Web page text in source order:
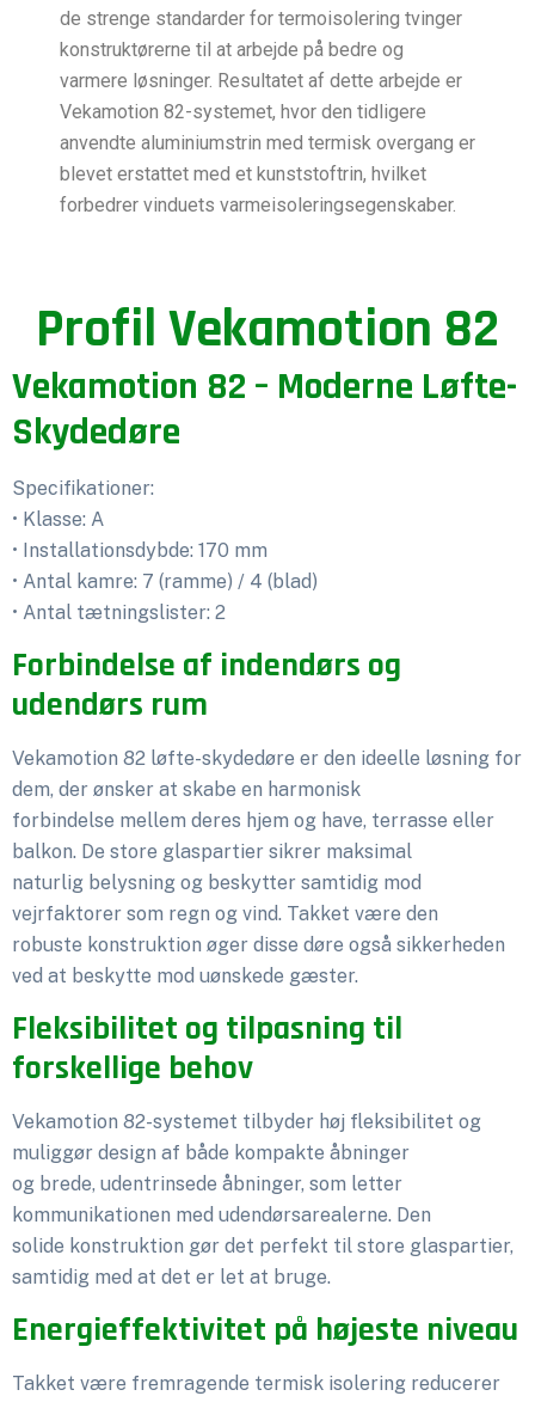
de strenge standarder for termoisolering tvinger
konstruktørerne til at arbejde på bedre og
varmere løsninger. Resultatet af dette arbejde er
Vekamotion 82-systemet, hvor den tidligere
anvendte aluminiumstrin med termisk overgang er
blevet erstattet med et kunststoftrin, hvilket
forbedrer vinduets varmeisoleringsegenskaber.
Profil Vekamotion 82
Vekamotion 82 – Moderne Løfte-
Skydedøre
Specifikationer:
• Klasse: A
• Installationsdybde: 170 mm
• Antal kamre: 7 (ramme) / 4 (blad)
• Antal tætningslister: 2
Forbindelse af indendørs og
udendørs rum
Vekamotion 82 løfte-skydedøre er den ideelle løsning for
dem, der ønsker at skabe en harmonisk
forbindelse mellem deres hjem og have, terrasse eller
balkon. De store glaspartier sikrer maksimal
naturlig belysning og beskytter samtidig mod
vejrfaktorer som regn og vind. Takket være den
robuste konstruktion øger disse døre også sikkerheden
ved at beskytte mod uønskede gæster.
Fleksibilitet og tilpasning til
forskellige behov
Vekamotion 82-systemet tilbyder høj fleksibilitet og
muliggør design af både kompakte åbninger
og brede, udentrinsede åbninger, som letter
kommunikationen med udendørsarealerne. Den
solide konstruktion gør det perfekt til store glaspartier,
samtidig med at det er let at bruge.
Energieffektivitet på højeste niveau
Takket være fremragende termisk isolering reducerer